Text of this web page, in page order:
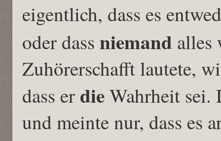
eigentlich, dass es
oder dass niemand alles
Zuhörerschafft lautete,
dass er dieWahrheit sei.
und meinte nur, dass es